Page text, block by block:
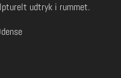
udtryk i rummet.